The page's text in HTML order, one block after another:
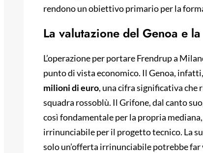
rendono un obiettivo primario per la
La valutazione del Genoa e
L’operazione per portare Frendrup a
punto di vista economico. Il Genoa,
milioni di euro, una cifra significativa che
squadra rossoblù. Il Grifone, dal canto
così fondamentale per la propria
irrinunciabile per il progetto tecnico. La
solo un’offerta irrinunciabile potrebbe far